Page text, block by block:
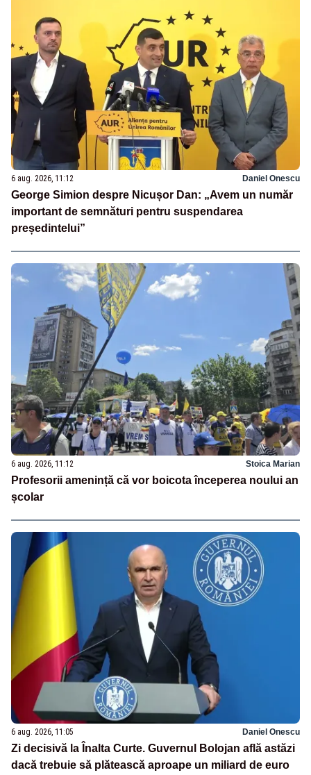
6 aug. 2026, 11:12 Daniel Onescu
George Simion despre Nicușor Dan: „Avem un număr
important de semnături pentru suspendarea
președintelui”
6 aug. 2026, 11:12 Stoica Marian
Profesorii amenință că vor boicota începerea noului an
școlar
6 aug. 2026, 11:05 Daniel Onescu
Zi decisivă la Înalta Curte. Guvernul Bolojan află astăzi
dacă trebuie să plătească aproape un miliard de euro